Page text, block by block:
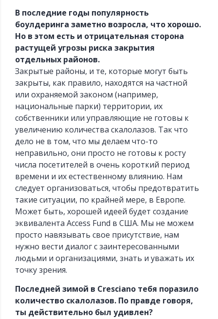
В последние годы популярность
боулдеринга заметно возросла, что хорошо.
Но в этом есть и отрицательная сторона
растущей угрозы риска закрытия
отдельных районов.
Закрытые районы, и те, которые могут быть
закрыты, как правило, находятся на частной
или охраняемой законом (например,
национальные парки) территории, их
собственники или управляющие не готовы к
увеличению количества скалолазов. Так что
дело не в том, что мы делаем что-то
неправильно, они просто не готовы к росту
числа посетителей в очень короткий период
времени и их естественному влиянию. Нам
следует организоваться, чтобы предотвратить
такие ситуации, по крайней мере, в Европе.
Может быть, хорошей идеей будет создание
эквивалента Access Fund в США. Мы не можем
просто навязывать свое присутствие, нам
нужно вести диалог с заинтересованными
людьми и организациями, знать и уважать их
точку зрения.
Последней зимой в Cresciano тебя поразило
количество скалолазов. По правде говоря,
ты действительно был удивлен?